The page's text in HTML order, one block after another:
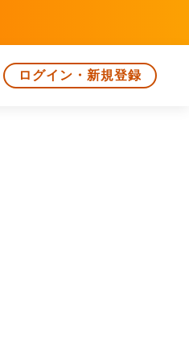
ログイン・新規登録